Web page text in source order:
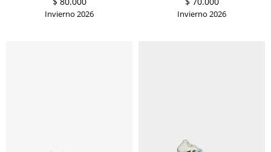
Invierno 2026 Invierno 2026